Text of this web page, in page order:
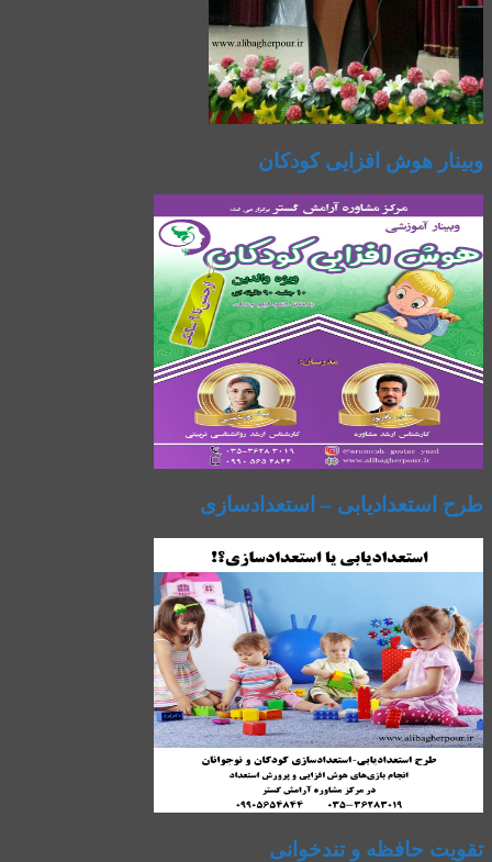
وبینار هوش افزایی کودکان
طرح استعدادیابی – استعدادسازی
تقویت حافظه و تندخوانی